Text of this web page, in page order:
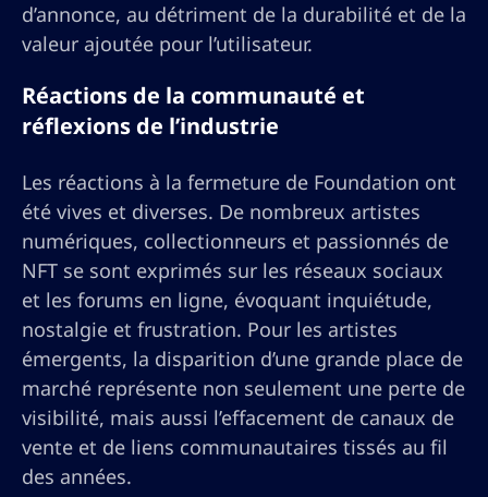
d’annonce, au détriment de la durabilité et de la
valeur ajoutée pour l’utilisateur.
Réactions de la communauté et
réflexions de l’industrie
Les réactions à la fermeture de Foundation ont
été vives et diverses. De nombreux artistes
numériques, collectionneurs et passionnés de
NFT se sont exprimés sur les réseaux sociaux
et les forums en ligne, évoquant inquiétude,
nostalgie et frustration. Pour les artistes
émergents, la disparition d’une grande place de
marché représente non seulement une perte de
visibilité, mais aussi l’effacement de canaux de
vente et de liens communautaires tissés au fil
des années.